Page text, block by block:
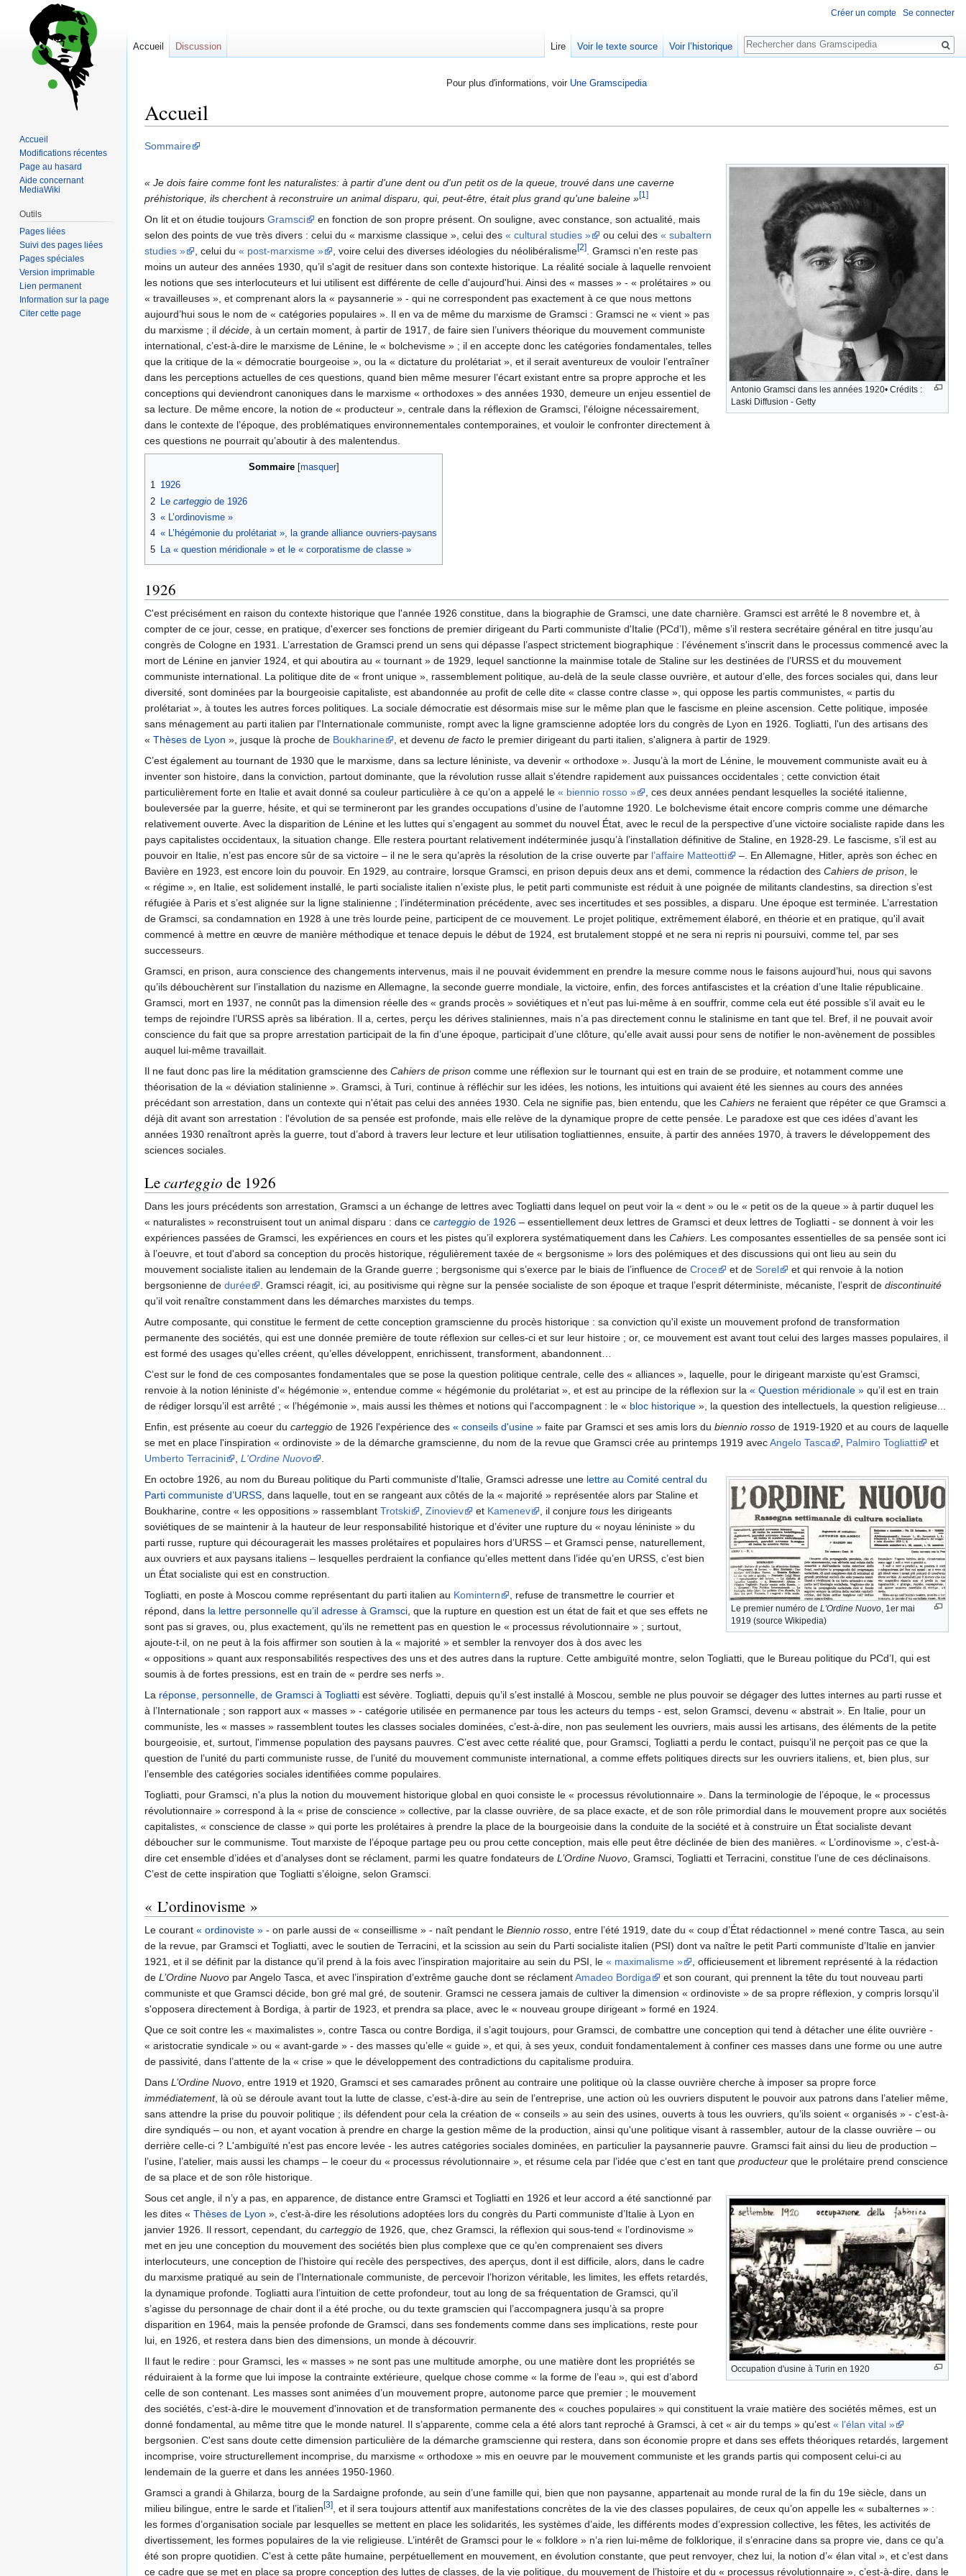
Pour plus d'informations, voir Une Gramscipedia
Accueil
Sauter
navigation
Sauter
recherche
Sommaire
Antonio Gramsci dans les années 1920• Crédits :
Laski Diffusion - Getty
« Je dois faire comme font les naturalistes: à partir d'une dent ou d'un petit os de la queue, trouvé dans une caverne
préhistorique, ils cherchent à reconstruire un animal disparu, qui, peut-être, était plus grand qu'une baleine »[1]
On lit et on étudie toujours Gramsci
en fonction de son propre présent. On souligne, avec constance, son actualité, mais
selon des points de vue très divers : celui du « marxisme classique », celui des « cultural studies » ou celui des « subaltern
studies »
, celui du « post-marxisme » , voire celui des diverses idéologies du néolibéralisme[2]. Gramsci n'en reste pas
moins un auteur des années 1930, qu’il s'agit de resituer dans son contexte historique. La réalité sociale à laquelle renvoient
les notions que ses interlocuteurs et lui utilisent est différente de celle d'aujourd'hui. Ainsi des « masses » - « prolétaires » ou
« travailleuses », et comprenant alors la « paysannerie » - qui ne correspondent pas exactement à ce que nous mettons
aujourd’hui sous le nom de « catégories populaires ». Il en va de même du marxisme de Gramsci : Gramsci ne « vient » pas
du marxisme ; il décide, à un certain moment, à partir de 1917, de faire sien l’univers théorique du mouvement communiste
international, c’est-à-dire le marxisme de Lénine, le « bolchevisme » ; il en accepte donc les catégories fondamentales, telles
que la critique de la « démocratie bourgeoise », ou la « dictature du prolétariat », et il serait aventureux de vouloir l’entraîner
dans les perceptions actuelles de ces questions, quand bien même mesurer l’écart existant entre sa propre approche et les
conceptions qui deviendront canoniques dans le marxisme « orthodoxes » des années 1930, demeure un enjeu essentiel de
sa lecture. De même encore, la notion de « producteur », centrale dans la réflexion de Gramsci, l'éloigne nécessairement,
dans le contexte de l’époque, des problématiques environnementales contemporaines, et vouloir le confronter directement à
ces questions ne pourrait qu’aboutir à des malentendus.
Sommaire
1 1926
2 Le carteggio de 1926
3 « L’ordinovisme »
4 « L’hégémonie du prolétariat », la grande alliance ouvriers-paysans
5 La « question méridionale » et le « corporatisme de classe »
1926
C'est précisément en raison du contexte historique que l'année 1926 constitue, dans la biographie de Gramsci, une date charnière. Gramsci est arrêté le 8 novembre et, à
compter de ce jour, cesse, en pratique, d'exercer ses fonctions de premier dirigeant du Parti communiste d'Italie (PCd’I), même s’il restera secrétaire général en titre jusqu’au
congrès de Cologne en 1931. L’arrestation de Gramsci prend un sens qui dépasse l’aspect strictement biographique : l’événement s'inscrit dans le processus commencé avec la
mort de Lénine en janvier 1924, et qui aboutira au « tournant » de 1929, lequel sanctionne la mainmise totale de Staline sur les destinées de l’URSS et du mouvement
communiste international. La politique dite de « front unique », rassemblement politique, au-delà de la seule classe ouvrière, et autour d’elle, des forces sociales qui, dans leur
diversité, sont dominées par la bourgeoisie capitaliste, est abandonnée au profit de celle dite « classe contre classe », qui oppose les partis communistes, « partis du
prolétariat », à toutes les autres forces politiques. La sociale démocratie est désormais mise sur le même plan que le fascisme en pleine ascension. Cette politique, imposée
sans ménagement au parti italien par l'Internationale communiste, rompt avec la ligne gramscienne adoptée lors du congrès de Lyon en 1926. Togliatti, l'un des artisans des
« Thèses de Lyon », jusque là proche de Boukharine , et devenu de facto le premier dirigeant du parti italien, s'alignera à partir de 1929.
C’est également au tournant de 1930 que le marxisme, dans sa lecture léniniste, va devenir « orthodoxe ». Jusqu’à la mort de Lénine, le mouvement communiste avait eu à
inventer son histoire, dans la conviction, partout dominante, que la révolution russe allait s’étendre rapidement aux puissances occidentales ; cette conviction était
particulièrement forte en Italie et avait donné sa couleur particulière à ce qu’on a appelé le « biennio rosso »
, ces deux années pendant lesquelles la société italienne,
bouleversée par la guerre, hésite, et qui se termineront par les grandes occupations d’usine de l’automne 1920. Le bolchevisme était encore compris comme une démarche
relativement ouverte. Avec la disparition de Lénine et les luttes qui s’engagent au sommet du nouvel État, avec le recul de la perspective d’une victoire socialiste rapide dans les
pays capitalistes occidentaux, la situation change. Elle restera pourtant relativement indéterminée jusqu’à l’installation définitive de Staline, en 1928-29. Le fascisme, s’il est au
pouvoir en Italie, n’est pas encore sûr de sa victoire – il ne le sera qu’après la résolution de la crise ouverte par l’affaire Matteotti
–. En Allemagne, Hitler, après son échec en
Bavière en 1923, est encore loin du pouvoir. En 1929, au contraire, lorsque Gramsci, en prison depuis deux ans et demi, commence la rédaction des Cahiers de prison, le
« régime », en Italie, est solidement installé, le parti socialiste italien n’existe plus, le petit parti communiste est réduit à une poignée de militants clandestins, sa direction s’est
réfugiée à Paris et s’est alignée sur la ligne stalinienne ; l’indétermination précédente, avec ses incertitudes et ses possibles, a disparu. Une époque est terminée. L’arrestation
de Gramsci, sa condamnation en 1928 à une très lourde peine, participent de ce mouvement. Le projet politique, extrêmement élaboré, en théorie et en pratique, qu'il avait
commencé à mettre en œuvre de manière méthodique et tenace depuis le début de 1924, est brutalement stoppé et ne sera ni repris ni poursuivi, comme tel, par ses
successeurs.
Gramsci, en prison, aura conscience des changements intervenus, mais il ne pouvait évidemment en prendre la mesure comme nous le faisons aujourd’hui, nous qui savons
qu’ils débouchèrent sur l’installation du nazisme en Allemagne, la seconde guerre mondiale, la victoire, enfin, des forces antifascistes et la création d’une Italie républicaine.
Gramsci, mort en 1937, ne connût pas la dimension réelle des « grands procès » soviétiques et n’eut pas lui-même à en souffrir, comme cela eut été possible s’il avait eu le
temps de rejoindre l’URSS après sa libération. Il a, certes, perçu les dérives staliniennes, mais n’a pas directement connu le stalinisme en tant que tel. Bref, il ne pouvait avoir
conscience du fait que sa propre arrestation participait de la fin d’une époque, participait d’une clôture, qu’elle avait aussi pour sens de notifier le non-avènement de possibles
auquel lui-même travaillait.
Il ne faut donc pas lire la méditation gramscienne des Cahiers de prison comme une réflexion sur le tournant qui est en train de se produire, et notamment comme une
théorisation de la « déviation stalinienne ». Gramsci, à Turi, continue à réfléchir sur les idées, les notions, les intuitions qui avaient été les siennes au cours des années
précédant son arrestation, dans un contexte qui n'était pas celui des années 1930. Cela ne signifie pas, bien entendu, que les Cahiers ne feraient que répéter ce que Gramsci a
déjà dit avant son arrestation : l'évolution de sa pensée est profonde, mais elle relève de la dynamique propre de cette pensée. Le paradoxe est que ces idées d’avant les
années 1930 renaîtront après la guerre, tout d’abord à travers leur lecture et leur utilisation togliattiennes, ensuite, à partir des années 1970, à travers le développement des
sciences sociales.
Lecarteggio de 1926
Dans les jours précédents son arrestation, Gramsci a un échange de lettres avec Togliatti dans lequel on peut voir la « dent » ou le « petit os de la queue » à partir duquel les
« naturalistes » reconstruisent tout un animal disparu : dans ce carteggio de 1926 – essentiellement deux lettres de Gramsci et deux lettres de Togliatti - se donnent à voir les
expériences passées de Gramsci, les expériences en cours et les pistes qu’il explorera systématiquement dans les Cahiers. Les composantes essentielles de sa pensée sont ici
à l’oeuvre, et tout d'abord sa conception du procès historique, régulièrement taxée de « bergsonisme » lors des polémiques et des discussions qui ont lieu au sein du
mouvement socialiste italien au lendemain de la Grande guerre ; bergsonisme qui s’exerce par le biais de l’influence de Croce et de Sorel
et qui renvoie à la notion
bergsonienne de durée . Gramsci réagit, ici, au positivisme qui règne sur la pensée socialiste de son époque et traque l’esprit déterministe, mécaniste, l’esprit de discontinuité
qu’il voit renaître constamment dans les démarches marxistes du temps.
Autre composante, qui constitue le ferment de cette conception gramscienne du procès historique : sa conviction qu'il existe un mouvement profond de transformation
permanente des sociétés, qui est une donnée première de toute réflexion sur celles-ci et sur leur histoire ; or, ce mouvement est avant tout celui des larges masses populaires, il
est formé des usages qu’elles créent, qu’elles développent, enrichissent, transforment, abandonnent…
C’est sur le fond de ces composantes fondamentales que se pose la question politique centrale, celle des « alliances », laquelle, pour le dirigeant marxiste qu’est Gramsci,
renvoie à la notion léniniste d'« hégémonie », entendue comme « hégémonie du prolétariat », et est au principe de la réflexion sur la « Question méridionale » qu’il est en train
de rédiger lorsqu’il est arrêté ; « l’hégémonie », mais aussi les thèmes et notions qui l'accompagnent : le « bloc historique », la question des intellectuels, la question religieuse...
Enfin, est présente au coeur du carteggio de 1926 l'expérience des « conseils d'usine » faite par Gramsci et ses amis lors du biennio rosso de 1919-1920 et au cours de laquelle
se met en place l'inspiration « ordinoviste » de la démarche gramscienne, du nom de la revue que Gramsci crée au printemps 1919 avecAngelo Tasca , Palmiro Togliatti
et
Umberto Terracini
, L'Ordine Nuovo .
Le premier numéro de L'Ordine Nuovo, 1er mai
1919 (source Wikipedia)
En octobre 1926, au nom du Bureau politique du Parti communiste d'Italie, Gramsci adresse une lettre au Comité central du
Parti communiste d’URSS, dans laquelle, tout en se rangeant aux côtés de la « majorité » représentée alors par Staline et
Boukharine, contre « les oppositions » rassemblant Trotski , Zinoviev et Kamenev , il conjure tous les dirigeants
soviétiques de se maintenir à la hauteur de leur responsabilité historique et d’éviter une rupture du « noyau léniniste » du
parti russe, rupture qui découragerait les masses prolétaires et populaires hors d’URSS – et Gramsci pense, naturellement,
aux ouvriers et aux paysans italiens – lesquelles perdraient la confiance qu’elles mettent dans l’idée qu’en URSS, c’est bien
un État socialiste qui est en construction.
Togliatti, en poste à Moscou comme représentant du parti italien au Komintern
, refuse de transmettre le courrier et
répond, dans la lettre personnelle qu’il adresse à Gramsci, que la rupture en question est un état de fait et que ses effets ne
sont pas si graves, ou, plus exactement, qu’ils ne remettent pas en question le « processus révolutionnaire » ; surtout,
ajoute-t-il, on ne peut à la fois affirmer son soutien à la « majorité » et sembler la renvoyer dos à dos avec les
« oppositions » quant aux responsabilités respectives des uns et des autres dans la rupture. Cette ambiguïté montre, selon Togliatti, que le Bureau politique du PCd’I, qui est
soumis à de fortes pressions, est en train de « perdre ses nerfs ».
La réponse, personnelle, de Gramsci à Togliatti est sévère. Togliatti, depuis qu’il s’est installé à Moscou, semble ne plus pouvoir se dégager des luttes internes au parti russe et
à l’Internationale ; son rapport aux « masses » - catégorie utilisée en permanence par tous les acteurs du temps - est, selon Gramsci, devenu « abstrait ». En Italie, pour un
communiste, les « masses » rassemblent toutes les classes sociales dominées, c’est-à-dire, non pas seulement les ouvriers, mais aussi les artisans, des éléments de la petite
bourgeoisie, et, surtout, l'immense population des paysans pauvres. C’est avec cette réalité que, pour Gramsci, Togliatti a perdu le contact, puisqu’il ne perçoit pas ce que la
question de l’unité du parti communiste russe, de l’unité du mouvement communiste international, a comme effets politiques directs sur les ouvriers italiens, et, bien plus, sur
l’ensemble des catégories sociales identifiées comme populaires.
Togliatti, pour Gramsci, n'a plus la notion du mouvement historique global en quoi consiste le « processus révolutionnaire ». Dans la terminologie de l’époque, le « processus
révolutionnaire » correspond à la « prise de conscience » collective, par la classe ouvrière, de sa place exacte, et de son rôle primordial dans le mouvement propre aux sociétés
capitalistes, « conscience de classe » qui porte les prolétaires à prendre la place de la bourgeoisie dans la conduite de la société et à construire un État socialiste devant
déboucher sur le communisme. Tout marxiste de l’époque partage peu ou prou cette conception, mais elle peut être déclinée de bien des manières. « L’ordinovisme », c’est-à-
dire cet ensemble d’idées et d’analyses dont se réclament, parmi les quatre fondateurs de L’Ordine Nuovo, Gramsci, Togliatti et Terracini, constitue l’une de ces déclinaisons.
C’est de cette inspiration que Togliatti s’éloigne, selon Gramsci.
« L’ordinovisme »
Le courant « ordinoviste » - on parle aussi de « conseillisme » - naît pendant le Biennio rosso, entre l’été 1919, date du « coup d’État rédactionnel » mené contre Tasca, au sein
de la revue, par Gramsci et Togliatti, avec le soutien de Terracini, et la scission au sein du Parti socialiste italien (PSI) dont va naître le petit Parti communiste d’Italie en janvier
1921, et il se définit par la distance qu’il prend à la fois avec l’inspiration majoritaire au sein du PSI, le « maximalisme »
, officieusement et librement représenté à la rédaction
de L’Ordine Nuovo par Angelo Tasca, et avec l’inspiration d’extrême gauche dont se réclamentAmadeo Bordiga
et son courant, qui prennent la tête du tout nouveau parti
communiste et que Gramsci décide, bon gré mal gré, de soutenir. Gramsci ne cessera jamais de cultiver la dimension « ordinoviste » de sa propre réflexion, y compris lorsqu'il
s'opposera directement à Bordiga, à partir de 1923, et prendra sa place, avec le « nouveau groupe dirigeant » formé en 1924.
Que ce soit contre les « maximalistes », contre Tasca ou contre Bordiga, il s’agit toujours, pour Gramsci, de combattre une conception qui tend à détacher une élite ouvrière -
« aristocratie syndicale » ou « avant-garde » - des masses qu’elle « guide », et qui, à ses yeux, conduit fondamentalement à confiner ces masses dans une forme ou une autre
de passivité, dans l’attente de la « crise » que le développement des contradictions du capitalisme produira.
Dans L’Ordine Nuovo, entre 1919 et 1920, Gramsci et ses camarades prônent au contraire une politique où la classe ouvrière cherche à imposer sa propre force
immédiatement, là où se déroule avant tout la lutte de classe, c’est-à-dire au sein de l’entreprise, une action où les ouvriers disputent le pouvoir aux patrons dans l’atelier même,
sans attendre la prise du pouvoir politique ; ils défendent pour cela la création de « conseils » au sein des usines, ouverts à tous les ouvriers, qu’ils soient « organisés » - c’est-à-
dire syndiqués – ou non, et ayant vocation à prendre en charge la gestion même de la production, ainsi qu'une politique visant à rassembler, autour de la classe ouvrière – ou
derrière celle-ci ? L'ambiguïté n'est pas encore levée - les autres catégories sociales dominées, en particulier la paysannerie pauvre. Gramsci fait ainsi du lieu de production –
l’usine, l’atelier, mais aussi les champs – le coeur du « processus révolutionnaire », et résume cela par l’idée que c’est en tant que producteur que le prolétaire prend conscience
de sa place et de son rôle historique.
Occupation d'usine à Turin en 1920
Sous cet angle, il n’y a pas, en apparence, de distance entre Gramsci et Togliatti en 1926 et leur accord a été sanctionné par
les dites « Thèses de Lyon », c’est-à-dire les résolutions adoptées lors du congrès du Parti communiste d’Italie à Lyon en
janvier 1926. Il ressort, cependant, du carteggio de 1926, que, chez Gramsci, la réflexion qui sous-tend « l’ordinovisme »
met en jeu une conception du mouvement des sociétés bien plus complexe que ce qu’en comprenaient ses divers
interlocuteurs, une conception de l’histoire qui recèle des perspectives, des aperçus, dont il est difficile, alors, dans le cadre
du marxisme pratiqué au sein de l’Internationale communiste, de percevoir l’horizon véritable, les limites, les effets retardés,
la dynamique profonde. Togliatti aura l’intuition de cette profondeur, tout au long de sa fréquentation de Gramsci, qu’il
s’agisse du personnage de chair dont il a été proche, ou du texte gramscien qui l’accompagnera jusqu’à sa propre
disparition en 1964, mais la pensée profonde de Gramsci, dans ses fondements comme dans ses implications, reste pour
lui, en 1926, et restera dans bien des dimensions, un monde à découvrir.
Il faut le redire : pour Gramsci, les « masses » ne sont pas une multitude amorphe, ou une matière dont les propriétés se
réduiraient à la forme que lui impose la contrainte extérieure, quelque chose comme « la forme de l’eau », qui est d’abord
celle de son contenant. Les masses sont animées d’un mouvement propre, autonome parce que premier ; le mouvement
des sociétés, c’est-à-dire le mouvement d'innovation et de transformation permanente des « couches populaires » qui constituent la vraie matière des sociétés mêmes, est un
donné fondamental, au même titre que le monde naturel. Il s’apparente, comme cela a été alors tant reproché à Gramsci, à cet « air du temps » qu’est « l’élan vital »
bergsonien. C'est sans doute cette dimension particulière de la démarche gramscienne qui restera, dans son économie propre et dans ses effets théoriques retardés, largement
incomprise, voire structurellement incomprise, du marxisme « orthodoxe » mis en oeuvre par le mouvement communiste et les grands partis qui composent celui-ci au
lendemain de la guerre et dans les années 1950-1960.
Gramsci a grandi à Ghilarza, bourg de la Sardaigne profonde, au sein d’une famille qui, bien que non paysanne, appartenait au monde rural de la fin du 19e siècle, dans un
milieu bilingue, entre le sarde et l’italien[3], et il sera toujours attentif aux manifestations concrètes de la vie des classes populaires, de ceux qu’on appelle les « subalternes » :
les formes d’organisation sociale par lesquelles se mettent en place les solidarités, les systèmes d’aide, les différents modes d’expression collective, les fêtes, les activités de
divertissement, les formes populaires de la vie religieuse. L’intérêt de Gramsci pour le « folklore » n’a rien lui-même de folklorique, il s’enracine dans sa propre vie, dans ce qu’a
été son propre quotidien. C’est à cette pâte humaine, perpétuellement en mouvement, en évolution constante, que peut renvoyer, chez lui, la notion d’« élan vital », et c’est dans
ce cadre que se met en place sa propre conception des luttes de classes, de la vie politique, du mouvement de l’histoire et du « processus révolutionnaire », c’est-à-dire, dans le
Créer un compte Se connecter
Accueil Discussion Lire Voir le texte source Voir l’historique
Rechercher
Accueil
Modifications récentes
Page au hasard
Aide concernant
MediaWiki
Outils
Pages liées
Suivi des pages liées
Pages spéciales
Version imprimable
Lien permanent
Information sur la page
Citer cette page